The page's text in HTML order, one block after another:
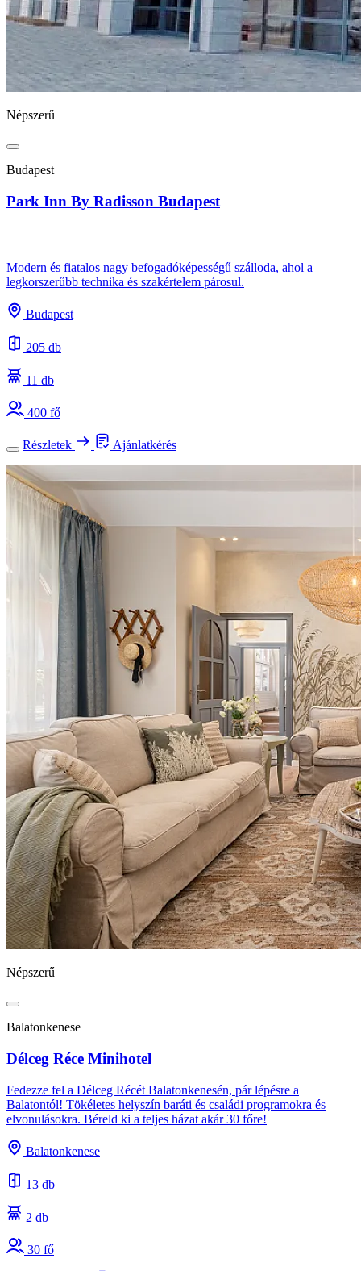
Népszerű
Budapest
Park Inn By Radisson Budapest
Modern és fiatalos nagy befogadóképességű szálloda, ahol a
legkorszerűbb technika és szakértelem párosul.
Budapest
205 db
11 db
400 fő
Részletek Ajánlatkérés
Népszerű
Balatonkenese
Délceg Réce Minihotel
Fedezze fel a Délceg Récét Balatonkenesén, pár lépésre a
Balatontól! Tökéletes helyszín baráti és családi programokra és
elvonulásokra. Béreld ki a teljes házat akár 30 főre!
Balatonkenese
13 db
2 db
30 fő